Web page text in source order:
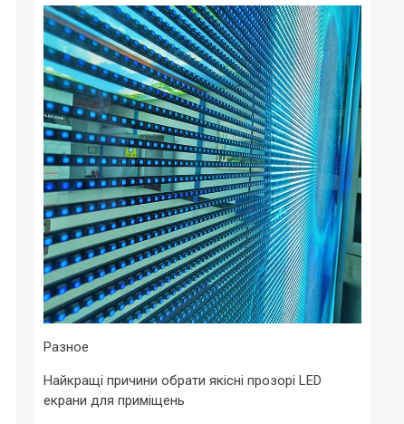
Разное
Найкращі причини обрати якісні прозорі LED
екрани для приміщень